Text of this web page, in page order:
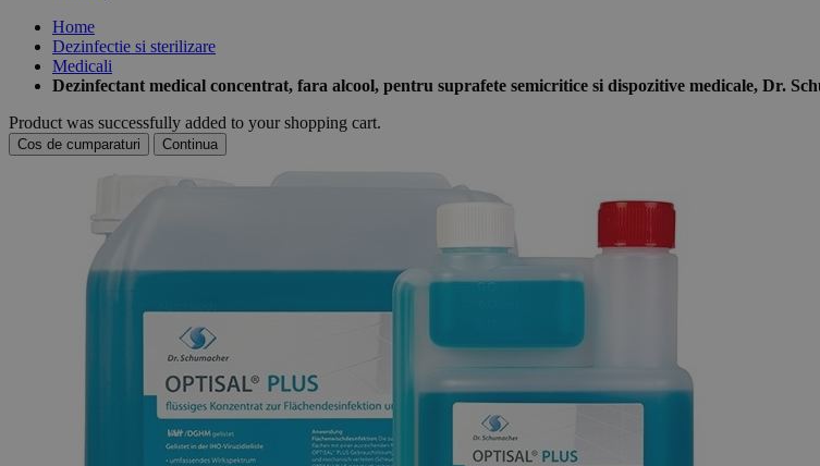
Home
Dezinfectie si sterilizare
Medicali
Dezinfectant medical concentrat, fara alcool, pentru suprafete semicritice si dispozitive medicale, Dr.
Product was successfully added to your shopping cart.
Cos de cumparaturi Continua